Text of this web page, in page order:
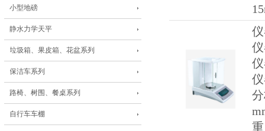
小型地磅
静水力学天平
垃圾箱、果皮箱、花盆系列
保洁车系列
路椅、树围、餐桌系列
自行车车棚